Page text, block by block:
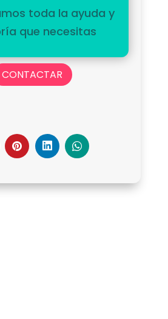
toda la ayuda y
que necesitas
CONTACTAR